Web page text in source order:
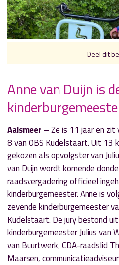
Deel dit
« Vorig nieuwsbericht
29 juni 2021
» Volgend nieuwsbericht
Bouw
1 juli 2021
Anne van Duijn is
Aalsmeer –Ze is 11 jaar en zit
8 van OBS Kudelstaart. Uit 13
gekozen als opvolgster van
van Duijn wordt komende
raadsvergadering officieel
kinderburgemeester. Anne is
zevende kinderburgemeester
Kudelstaart. De jury bestond
kinderburgemeester Julius van
van Buurtwerk, CDA-raadslid
Maarsen,